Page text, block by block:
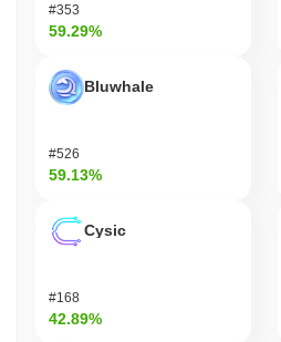
#353
59.29%
Bluwhale
#526
59.13%
Cysic
#168
42.89%